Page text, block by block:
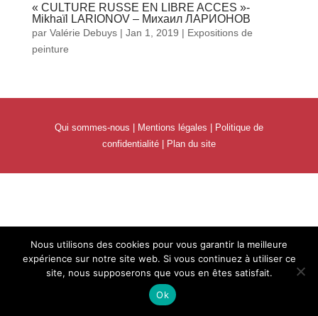
« CULTURE RUSSE EN LIBRE ACCES »-
Mikhaïl LARIONOV – Михаил ЛАРИОНОВ
par Valérie Debuys| Jan 1, 2019 | Expositions de
peinture
Qui sommes-nous Mentions légales
Politique de
confidentialité| Plan du site
Nous utilisons des cookies pour vous garantir la meilleure
expérience sur notre site web. Si vous continuez à utiliser ce
site, nous supposerons que vous en êtes satisfait.
Ok